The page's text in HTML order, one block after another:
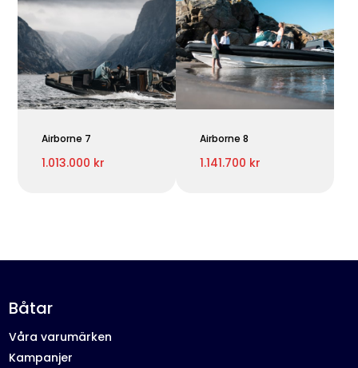
Airborne 7
1.013.000 kr
Airborne 8
1.141.700 kr
Båtar
Våra varumärken
Kampanjer